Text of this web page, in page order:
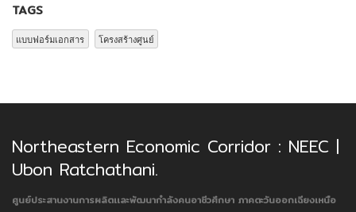
TAGS
แบบฟอร์มเอกสาร โครงสร้างศูนย์
Northeastern Economic Corridor : NEEC |
Ubon Ratchathani.
ศูนย์ประสานงานการผลิตเเละพัฒนากำลังคนอาชีวศึกษา ภาคตะวันออกเฉียงเหนือ